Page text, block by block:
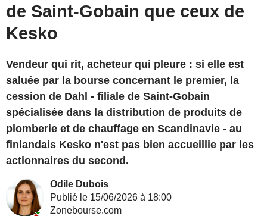
de Saint-Gobain que ceux de
Kesko
Vendeur qui rit, acheteur qui pleure : si elle est
saluée par la bourse concernant le premier, la
cession de Dahl - filiale de Saint-Gobain
spécialisée dans la distribution de produits de
plomberie et de chauffage en Scandinavie - au
finlandais Kesko n'est pas bien accueillie par les
actionnaires du second.
Odile Dubois
Publié le 15/06/2026 à 18:00
Zonebourse.com